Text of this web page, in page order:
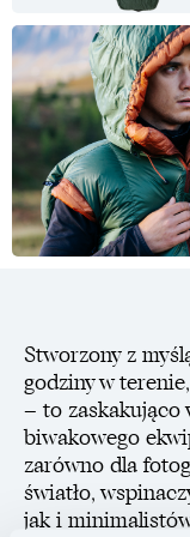
Stworzony z
godziny w
– to zaskakująco
biwakowego
zarówno dla
światło,
jak i